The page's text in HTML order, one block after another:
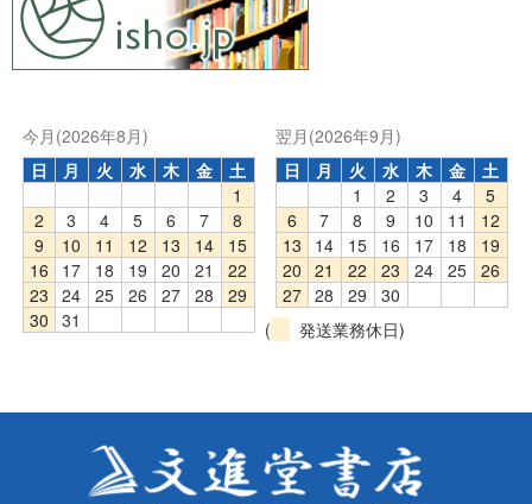
今月(2026年8月)
日
月 火 水 木 金
土
1
2
3 4 5 6 7
8
9
10 11 12 13 14
15
16
17 18 19 20 21
22
23
24 25 26 27 28
29
30
31
翌月(2026年9月)
日
月 火 水 木 金
土
1
2 3 4
5
6
7 8 9 10 11
12
13
14 15 16 17 18
19
20
21 22 23 24 25
26
27 28 29
30
(
発送業務休日)